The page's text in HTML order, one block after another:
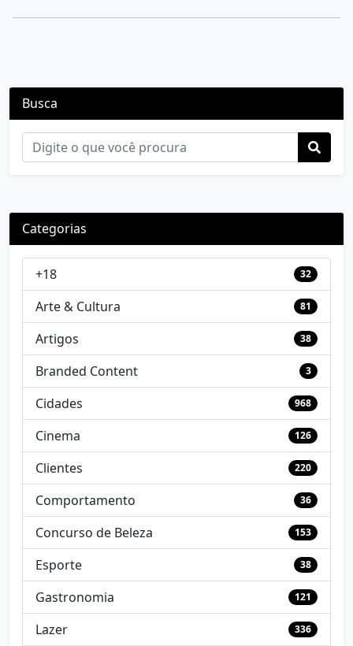
Busca
Categorias
+18 32
Arte & Cultura 81
Artigos 38
Branded Content 3
Cidades 968
Cinema 126
Clientes 220
Comportamento 36
Concurso de Beleza 153
Esporte 38
Gastronomia 121
Lazer 336